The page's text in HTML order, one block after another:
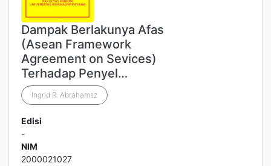
Dampak Berlakunya Afas
(Asean Framework
Agreement on Sevices)
Terhadap Penyel…
Ingrid R. Abrahamsz
Edisi
-
NIM
2000021027